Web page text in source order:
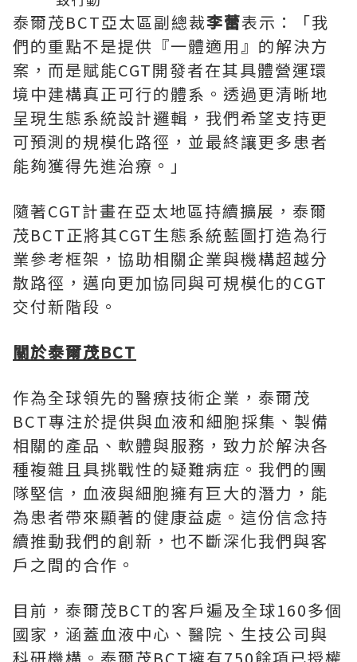
泰爾茂BCT亞太區副總裁李蕾表示：「我
們的重點不是提供『一體適用』的解決方
案，而是賦能CGT開發者在其具體營運環
境中建構真正可行的體系。透過更清晰地
呈現生態系統設計邏輯，我們希望支持更
可預測的規模化路徑，並最終讓更多患者
能夠獲得先進治療。」
隨著CGT計畫在亞太地區持續擴展，泰爾
茂BCT正將其CGT生態系統藍圖打造為行
業參考框架，協助相關企業與機構超越分
散路徑，邁向更加協同與可規模化的CGT
交付新階段。
關於泰爾茂BCT
作為全球領先的醫療技術企業，泰爾茂
BCT專注於提供與血液和細胞採集、製備
相關的產品、軟體與服務，致力於解決各
種複雜且具挑戰性的疑難病症。我們的團
隊堅信，血液與細胞擁有巨大的潛力，能
為患者帶來顯著的健康益處。這份信念持
續推動我們的創新，也不斷深化我們與客
戶之間的合作。
目前，泰爾茂BCT的客戶遍及全球160多個
國家，涵蓋血液中心、醫院、生技公司與